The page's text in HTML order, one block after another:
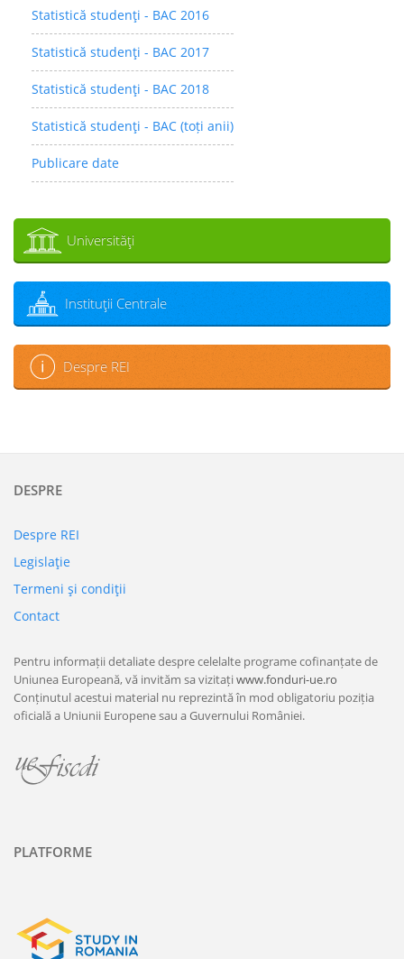
Statistică studenţi - BAC 2016
Statistică studenţi - BAC 2017
Statistică studenţi - BAC 2018
Statistică studenţi - BAC (toți anii)
Publicare date
Universităţi
Instituţii Centrale
Despre REI
DESPRE
Despre REI
Legislaţie
Termeni şi condiţii
Contact
Pentru informații detaliate despre celelalte programe cofinanțate de
Uniunea Europeană, vă invităm sa vizitațiwww.fonduri-ue.ro
Conținutul acestui material nu reprezintă în mod obligatoriu poziția
oficială a Uniunii Europene sau a Guvernului României.
PLATFORME